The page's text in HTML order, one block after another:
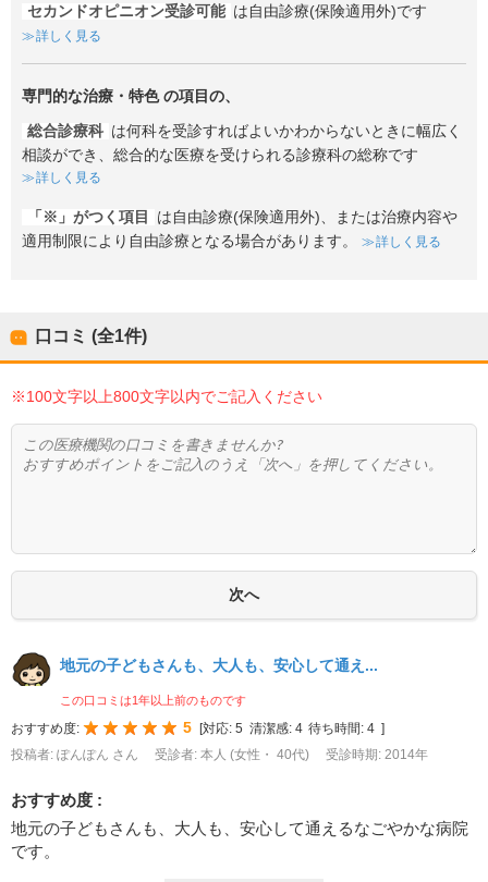
セカンドオピニオン受診可能 は自由診療(保険適用外)です
詳しく見る
専門的な治療・特色の項目の、
総合診療科 は何科を受診すればよいかわからないときに幅広く
相談ができ、総合的な医療を受けられる診療科の総称です
詳しく見る
「※」がつく項目
は自由診療(保険適用外)、または治療内容や
適用制限により自由診療となる場合があります。
詳しく見る
口コミ (全1件)
※100文字以上800文字以内でご記入ください
地元の子どもさんも、大人も、安心して通え...
この口コミは1年以上前のものです
おすすめ度: 5 対応: 5 清潔感: 4 待ち時間: 4
投稿者: ぽんぽん さん
受診者: 本人 (女性・ 40代) 受診時期: 2014年
おすすめ度 :
地元の子どもさんも、大人も、安心して通えるなごやかな病院
です。